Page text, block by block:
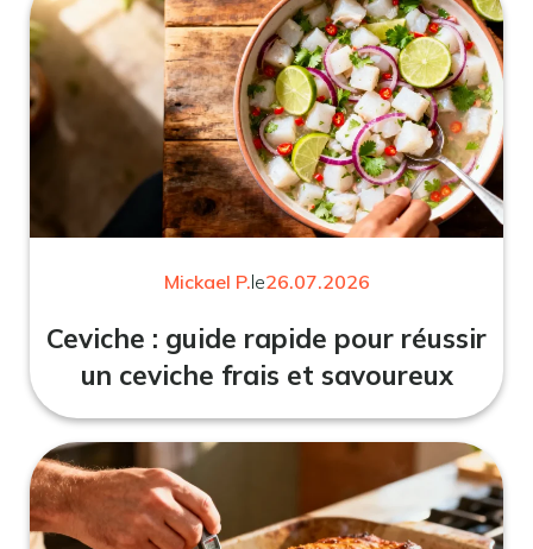
Mickael P.le26.07.2026
Ceviche : guide rapide pour réussir
un ceviche frais et savoureux